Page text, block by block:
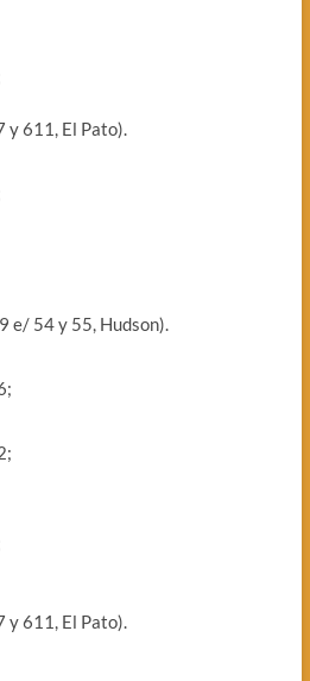
y 611, El Pato).
e/ 54 y 55, Hudson).
y 611, El Pato).